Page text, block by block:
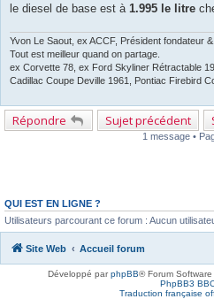
le diesel de base est à 1.995 le litre
Yvon Le Saout, ex ACCF, Président fondateur
Tout est meilleur quand on partage.
ex Corvette 78, ex Ford Skyliner Rétractable
Cadillac Coupe Deville 1961, Pontiac Firebird
Répondre Sujet précédent
1 message •
QUI EST EN LIGNE ?
Utilisateurs parcourant ce forum : Aucun
Site Web Accueil forum
Développé parphpBB® Forum
PhpBB3
Traduction française